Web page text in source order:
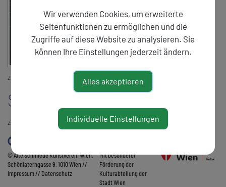
ZUM PDF
Slowenien
ZURÜCK
© Alte Schmiede Kunstverein Wien,
Schönlaterngasse 9, 1010 Wien //
Impressum// Datenschutz
Mit besonderer
Förderung der
Kulturabteilung der
Stadt Wien
Wir verwenden Cookies, um erweiterte
Seitenfunktionen zu ermöglichen und die
Zugriffe auf diese Website zu analysieren. Sie
können Ihre Einstellungen jederzeit ändern.
Alles akzeptieren
Individuelle Einstellungen